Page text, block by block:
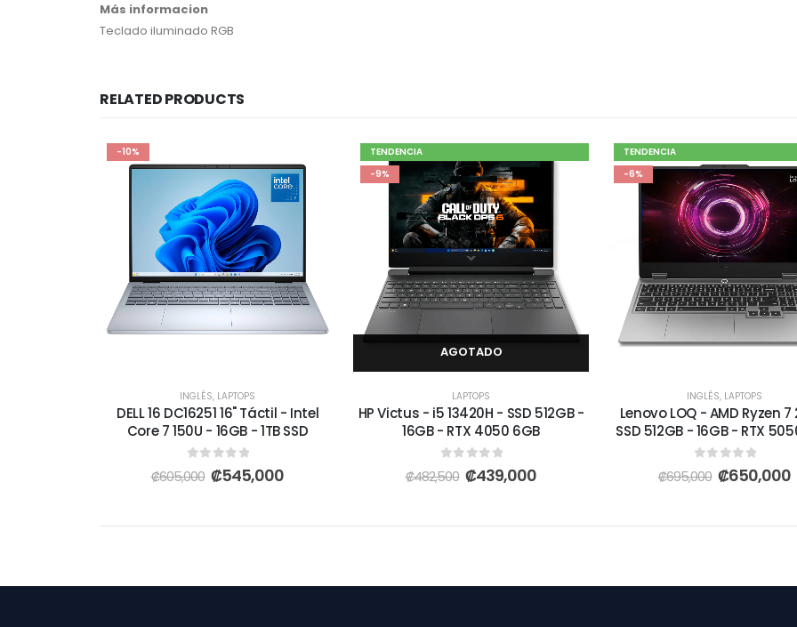
Más informacion
Teclado iluminado RGB
RELATED PRODUCTS
-10%
INGLÉS, LAPTOPS
DELL 16 DC16251 16" Táctil - Intel
Core 7 150U - 16GB - 1TB SSD
out of 5
₡605,000 ₡545,000
TENDENCIA
-9%
AGOTADO
LAPTOPS
HP Victus - i5 13420H - SSD 512GB -
16GB - RTX 4050 6GB
out of 5
₡482,500 ₡439,000
TENDENCIA
-6%
INGLÉS, LAPTOPS
Lenovo LOQ - AMD Ryzen
SSD 512GB - 16GB - RTX
out of 5
₡695,000 ₡650,000